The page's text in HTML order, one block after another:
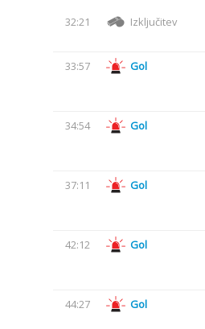
32:21 Izključitev
33:57 Gol
34:54
Gol
37:11
Gol
42:12
Gol
44:27
Gol